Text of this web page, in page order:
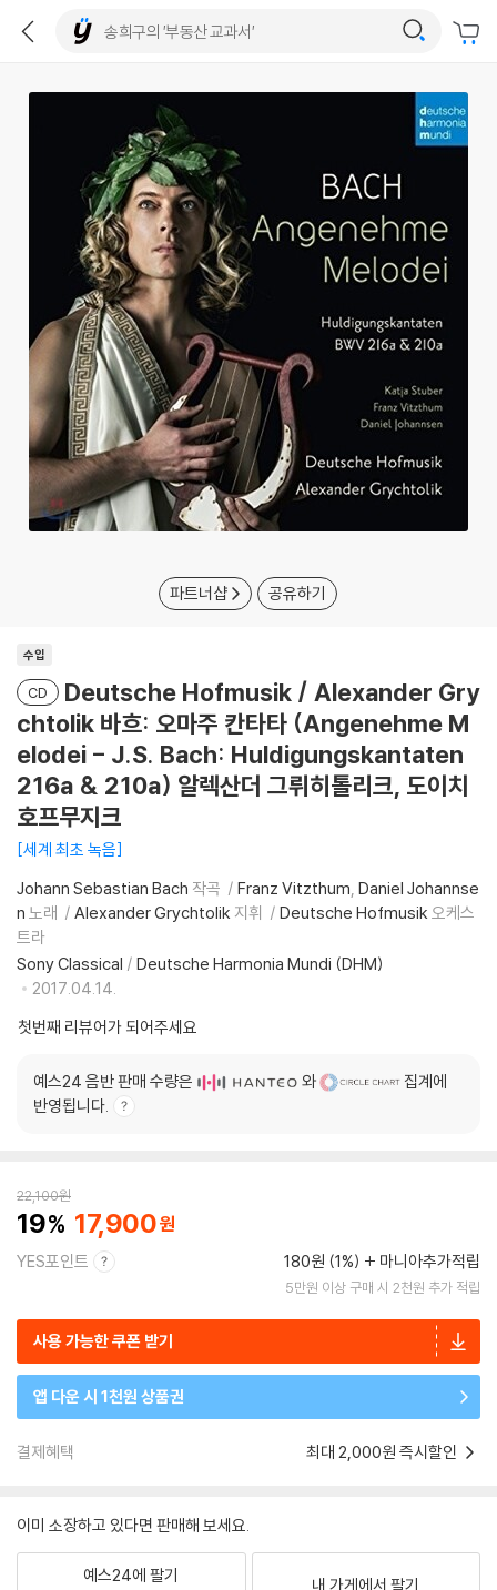
파트너샵 공유하기
수입
CD
Deutsche Hofmusik / Alexander Gry
chtolik 바흐: 오마주 칸타타 (Angenehme M
elodei - J.S. Bach: Huldigungskantaten
216a & 210a) 알렉산더 그뤼히톨리크, 도이치
호프무지크
세계 최초 녹음
Johann Sebastian Bach 작곡 Franz Vitzthum Daniel Johannse
n 노래 Alexander Grychtolik 지휘 Deutsche Hofmusik오케스
트라
Sony Classical / Deutsche Harmonia Mundi (DHM)
2017.04.14.
첫번째 리뷰어가 되어주세요
예스24 음반 판매 수량은 와
집계에
반영됩니다.
22,100원
19 17,900
YES포인트 180원 (1%) 마니아추가적립
5만원 이상 구매 시 2천원 추가 적립
사용 가능한 쿠폰 받기
앱 다운 시 1천원 상품권
결제혜택 최대 2,000원 즉시할인
이미 소장하고 있다면 판매해 보세요.
예스24에 팔기 내 가게에서 팔기